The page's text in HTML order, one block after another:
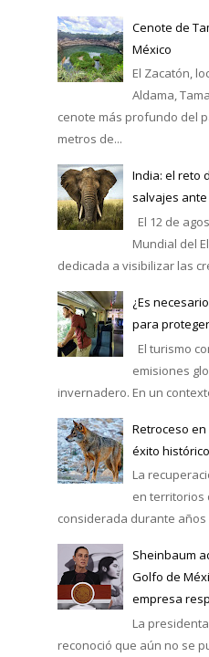
Cenote de
México
El Zacatón,
Aldama,
cenote más profundo del
metros de...
India: el reto
salvajes
El 12 de
Mundial del
dedicada a visibilizar las
¿Es
para
El turismo
emisiones
invernadero. En un
Retroceso
éxito
La
en territorios
considerada durante años
Sheinbaum
Golfo de
empresa
La
reconoció que aún no se